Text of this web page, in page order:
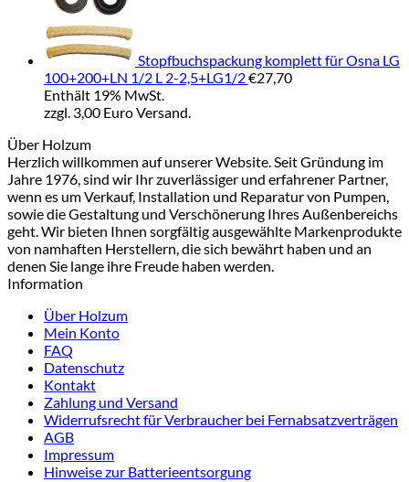
Stopfbuchspackung komplett für Osna LG
100+200+LN 1/2 L 2-2,5+LG1/2€27,70
Enthält 19% MwSt.
zzgl. 3,00 Euro Versand.
Über Holzum
Herzlich willkommen auf unserer Website. Seit Gründung im
Jahre 1976, sind wir Ihr zuverlässiger und erfahrener Partner,
wenn es um Verkauf, Installation und Reparatur von Pumpen,
sowie die Gestaltung und Verschönerung Ihres Außenbereichs
geht. Wir bieten Ihnen sorgfältig ausgewählte Markenprodukte
von namhaften Herstellern, die sich bewährt haben und an
denen Sie lange ihre Freude haben werden.
Information
Über Holzum
Mein Konto
FAQ
Datenschutz
Kontakt
Zahlung und Versand
Widerrufsrecht für Verbraucher bei Fernabsatzverträgen
AGB
Impressum
Hinweise zur Batterieentsorgung